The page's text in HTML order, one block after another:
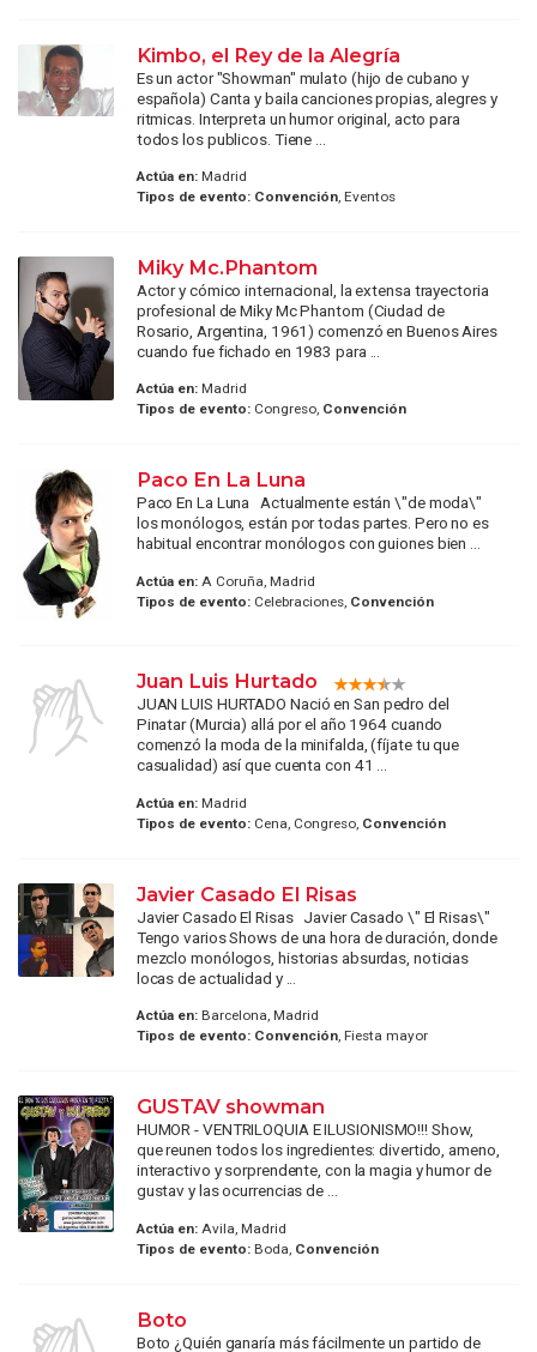
Kimbo, el Rey de la Alegría
Es un actor "Showman" mulato (hijo de cubano y
española) Canta y baila canciones propias, alegres y
ritmicas. Interpreta un humor original, acto para
todos los publicos. Tiene ...
Actúa en:Madrid
Tipos de evento: Convención, Eventos
Miky Mc.Phantom
Actor y cómico internacional, la extensa trayectoria
profesional de Miky Mc Phantom (Ciudad de
Rosario, Argentina, 1961) comenzó en Buenos Aires
cuando fue fichado en 1983 para ...
Actúa en:Madrid
Tipos de evento:Congreso, Convención
Paco En La Luna
Paco En La Luna Actualmente están \"de moda\"
los monólogos, están por todas partes. Pero no es
habitual encontrar monólogos con guiones bien ...
Actúa en:A Coruña, Madrid
Tipos de evento:Celebraciones, Convención
Juan Luis Hurtado
JUAN LUIS HURTADO Nació en San pedro del
Pinatar (Murcia) allá por el año 1964 cuando
comenzó la moda de la minifalda, (fíjate tu que
casualidad) así que cuenta con 41 ...
Actúa en:Madrid
Tipos de evento:Cena, Congreso, Convención
Javier Casado El Risas
Javier Casado El Risas Javier Casado \" El Risas\"
Tengo varios Shows de una hora de duración, donde
mezclo monólogos, historias absurdas, noticias
locas de actualidad y ...
Actúa en:Barcelona, Madrid
Tipos de evento: Convención, Fiesta mayor
GUSTAV showman
HUMOR - VENTRILOQUIA E ILUSIONISMO!!! Show,
que reunen todos los ingredientes: divertido, ameno,
interactivo y sorprendente, con la magia y humor de
gustav y las ocurrencias de ...
Actúa en:Avila, Madrid
Tipos de evento:Boda, Convención
Boto
Boto ¿Quién ganaría más fácilmente un partido de